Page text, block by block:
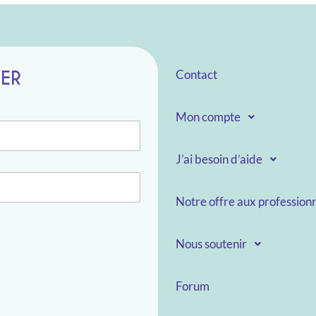
Contact
Mon compte
J’ai besoin d’aide
Notre offre aux
Nous soutenir
Forum